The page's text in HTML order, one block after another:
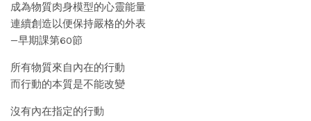
成為物質肉身模型的心靈能量
連續創造以便保持嚴格的外表
—早期課第60節
所有物質來自內在的行動
而行動的本質是不能改變
沒有內在指定的行動